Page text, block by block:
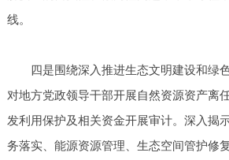
线。
四是围绕深入推进生态文明建设和绿色
对地方党政领导干部开展自然资源资产离
发利用保护及相关资金开展审计。深入揭
务落实、能源资源管理、生态空间管护修